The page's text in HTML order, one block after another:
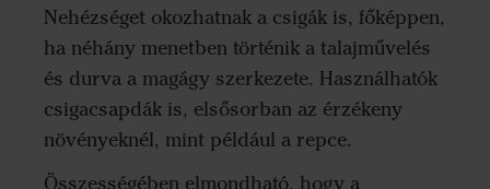
Nehézséget okozhatnak a csigák is, főképpen,
ha néhány menetben történik a talajművelés
és durva a magágy szerkezete. Használhatók
csigacsapdák is, elsősorban az érzékeny
növényeknél, mint például a repce.
Összességében elmondható, hogy a